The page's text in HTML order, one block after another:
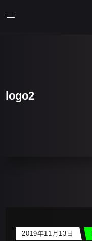
logo2
2019年11月13日